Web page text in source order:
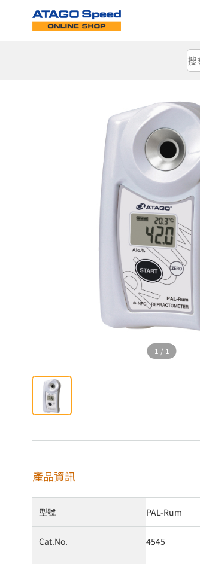
1 / 1
產品資訊
型號 PAL-Rum
Cat.No. 4545